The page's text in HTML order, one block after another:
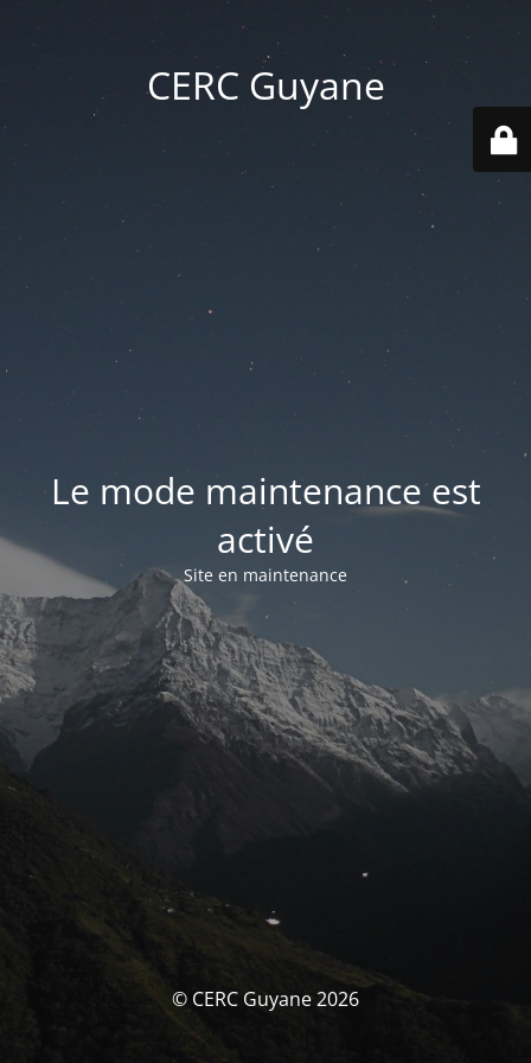
CERC Guyane
Le mode maintenance est
activé
Site en maintenance
© CERC Guyane 2026